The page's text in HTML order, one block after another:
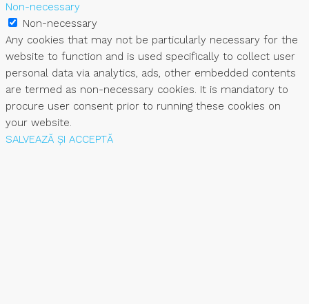
Non-necessary
Non-necessary
Any cookies that may not be particularly necessary for the
website to function and is used specifically to collect user
personal data via analytics, ads, other embedded contents
are termed as non-necessary cookies. It is mandatory to
procure user consent prior to running these cookies on
your website.
SALVEAZĂ ȘI ACCEPTĂ